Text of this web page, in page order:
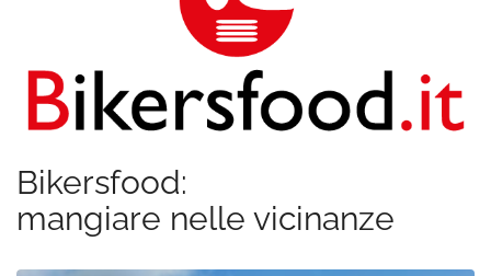
Bikersfood:
mangiare nelle vicinanze